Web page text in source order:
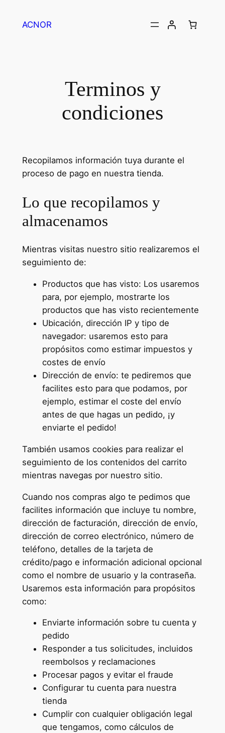
ACNOR
Terminos y
condiciones
Recopilamos información tuya durante el
proceso de pago en nuestra tienda.
Lo que recopilamos y
almacenamos
Mientras visitas nuestro sitio realizaremos el
seguimiento de:
Productos que has visto: Los usaremos
para, por ejemplo, mostrarte los
productos que has visto recientemente
Ubicación, dirección IP y tipo de
navegador: usaremos esto para
propósitos como estimar impuestos y
costes de envío
Dirección de envío: te pediremos que
facilites esto para que podamos, por
ejemplo, estimar el coste del envío
antes de que hagas un pedido, ¡y
enviarte el pedido!
También usamos cookies para realizar el
seguimiento de los contenidos del carrito
mientras navegas por nuestro sitio.
Cuando nos compras algo te pedimos que
facilites información que incluye tu nombre,
dirección de facturación, dirección de envío,
dirección de correo electrónico, número de
teléfono, detalles de la tarjeta de
crédito/pago e información adicional opcional
como el nombre de usuario y la contraseña.
Usaremos esta información para propósitos
como:
Enviarte información sobre tu cuenta y
pedido
Responder a tus solicitudes, incluidos
reembolsos y reclamaciones
Procesar pagos y evitar el fraude
Configurar tu cuenta para nuestra
tienda
Cumplir con cualquier obligación legal
que tengamos, como cálculos de